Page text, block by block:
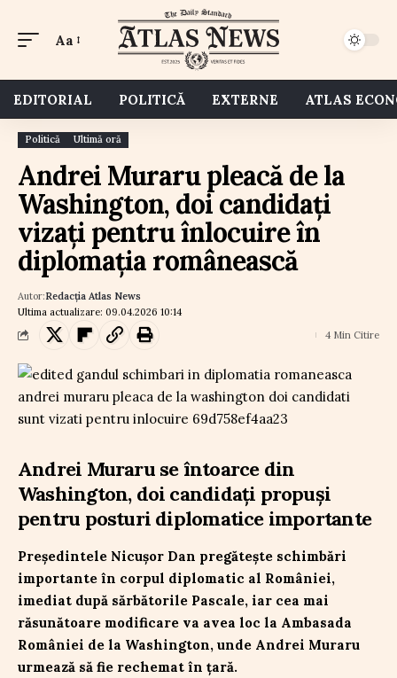
Aa
EDITORIAL POLITICĂ EXTERNE ATLAS
Politică Ultimă oră
Andrei Muraru pleacă de la
Washington, doi candidați
vizați pentru înlocuire în
diplomația românească
Ultima actualizare: 09.04.2026 10:14
Autor:Redacția Atlas News
4 Min Citire
Andrei Muraru se întoarce din
Washington, doi candidați propuși
pentru posturi diplomatice importante
Președintele Nicușor Dan pregătește schimbări
importante în corpul diplomatic al României,
imediat după sărbătorile Pascale, iar cea mai
răsunătoare modificare va avea loc la Ambasada
României de la Washington, unde Andrei Muraru
urmează să fie rechemat în țară.